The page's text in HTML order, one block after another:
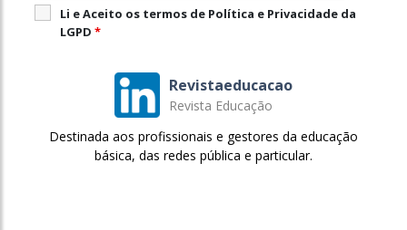
Li e Aceito os termos de Política e Privacidade da
LGPD *
Revistaeducacao
Revista Educação
Destinada aos profissionais e gestores da educação
básica, das redes pública e particular.